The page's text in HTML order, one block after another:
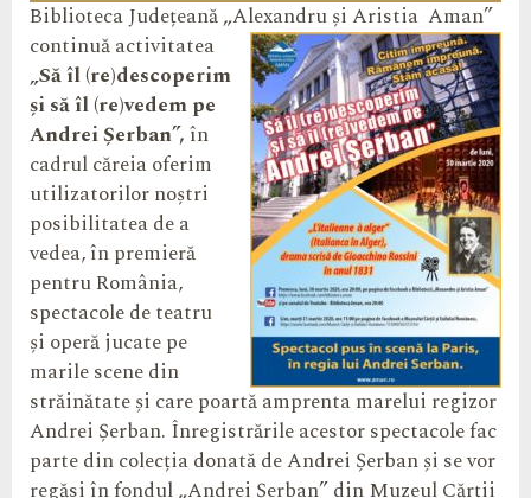
Biblioteca Județeană „Alexandru și Aristia Aman”
continuă activitatea
„Să îl (re)descoperim
și să îl (re)vedem pe
Andrei Șerban”,în
cadrul căreia oferim
utilizatorilor noștri
posibilitatea de a
vedea, în premieră
pentru România,
spectacole de teatru
și operă jucate pe
marile scene din
străinătate și care poartă amprenta marelui regizor
Andrei Șerban. Înregistrările acestor spectacole fac
parte din colecția donată de Andrei Șerban și se vor
regăsi în fondul „Andrei Șerban” din Muzeul Cărții